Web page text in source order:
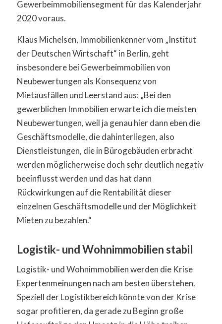
Gewerbeimmobiliensegment für das Kalenderjahr
2020 voraus.
Klaus Michelsen, Immobilienkenner vom „Institut
der Deutschen Wirtschaft“ in Berlin, geht
insbesondere bei Gewerbeimmobilien von
Neubewertungen als Konsequenz von
Mietausfällen und Leerstand aus: „Bei den
gewerblichen Immobilien erwarte ich die meisten
Neubewertungen, weil ja genau hier dann eben die
Geschäftsmodelle, die dahinterliegen, also
Dienstleistungen, die in Bürogebäuden erbracht
werden möglicherweise doch sehr deutlich negativ
beeinflusst werden und das hat dann
Rückwirkungen auf die Rentabilität dieser
einzelnen Geschäftsmodelle und der Möglichkeit
Mieten zu bezahlen.“
Logistik- und Wohnimmobilien stabil
Logistik- und Wohnimmobilien werden die Krise
Expertenmeinungen nach am besten überstehen.
Speziell der Logistikbereich könnte von der Krise
sogar profitieren, da gerade zu Beginn große